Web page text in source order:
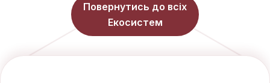
Повернутись до всіх
Екосистем